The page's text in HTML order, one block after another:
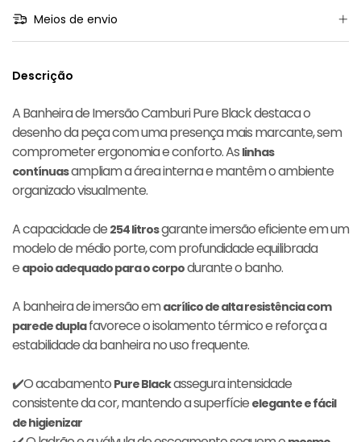
Meios de envio
Descrição
A Banheira de Imersão Camburi Pure Black destaca o
desenho da peça com uma presença mais marcante, sem
comprometer ergonomia e conforto. As linhas
contínuasampliam a área interna e mantêm o ambiente
organizado visualmente.
A capacidade de 254 litrosgarante imersão eficiente em um
modelo de médio porte, com profundidade equilibrada
e apoio adequado para o corpodurante o banho.
A banheira de imersão emacrílico de alta resistência com
parede duplafavorece o isolamento térmico e reforça a
estabilidade da banheira no uso frequente.
✔️O acabamento Pure Blackassegura intensidade
consistente da cor, mantendo a superfície elegante e fácil
de higienizar